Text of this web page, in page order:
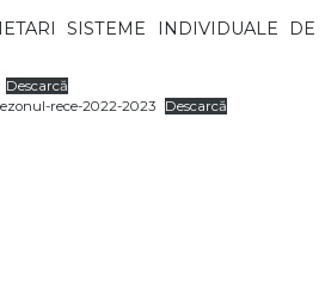
SISTEME INDIVIDUALE
Descarcă
rece-2022-2023
Descarcă